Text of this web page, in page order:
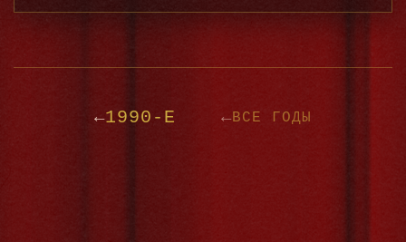
режиссером-документалистом.
←1990-Е ←ВСЕ ГОДЫ